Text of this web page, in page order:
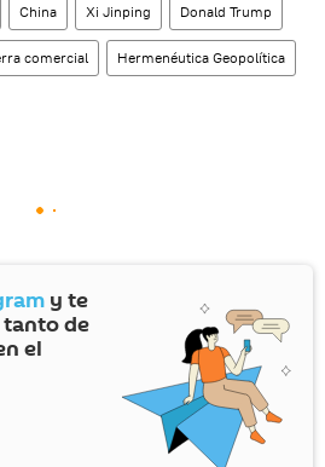
China Xi Jinping Donald Trump
comercial Hermenéutica Geopolítica
y te
de
el